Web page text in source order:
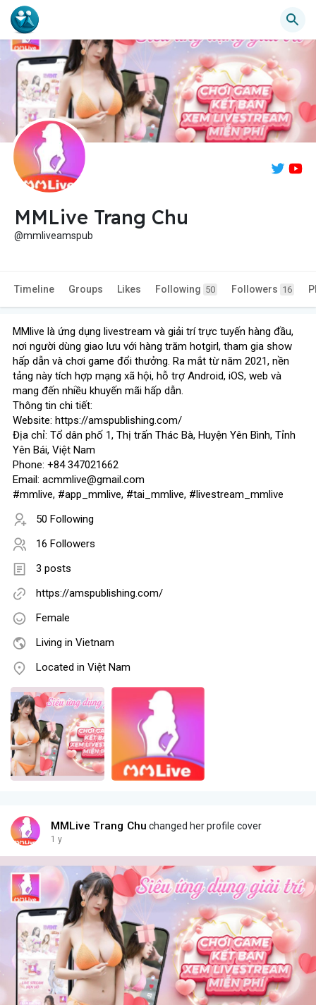
MMLive Trang Chu
@mmliveamspub
Timeline Groups Likes Following 50 Followers 16
MMlive là ứng dụng livestream và giải trí trực tuyến hàng đầu,
nơi người dùng giao lưu với hàng trăm hotgirl, tham gia show
hấp dẫn và chơi game đổi thưởng. Ra mắt từ năm 2021, nền
tảng này tích hợp mạng xã hội, hỗ trợ Android, iOS, web và
mang đến nhiều khuyến mãi hấp dẫn.
Thông tin chi tiết:
Website: https://amspublishing.com/
Địa chỉ: Tổ dân phố 1, Thị trấn Thác Bà, Huyện Yên Bình, Tỉnh
Yên Bái, Việt Nam
Phone: +84 347021662
Email: acmmlive@gmail.com
#mmlive, #app_mmlive, #tai_mmlive, #livestream_mmlive
50 Following
16 Followers
3 posts
https://amspublishing.com/
Female
Living in Vietnam
Located in Việt Nam
MMLive Trang Chu changed her profile cover
1 y